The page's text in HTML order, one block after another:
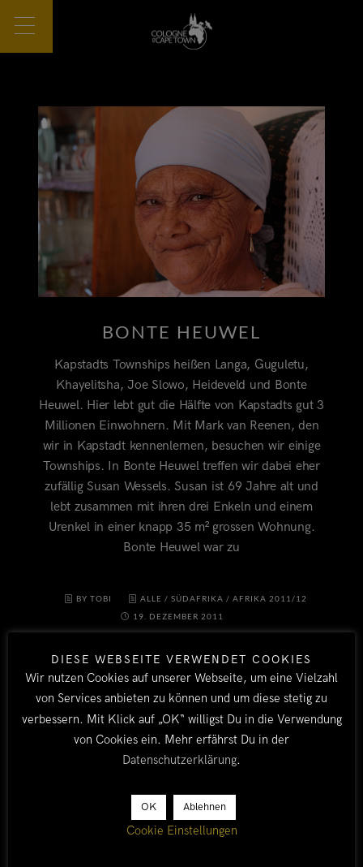
BONTE HEUWEL
Kapstadts Townships heißen Langa, Guguletu,
Khayelitsha, Joe Slowo, Heideveld und Bonte
Heuwel. Hier lebt gut die Hälfte von Kapstadts gut 3
Millionen Einwohnern. Mit Mark van Reenen, den
wir in Kapstadt kennenlernen, besuchen wir einige
Townships. In Bonte Heuwel treffen wir dabei eher
zufällig Susan Wessels. Susan ist 69 Jahre alt und
lebt zusammen mit ihren drei Enkeln und einem
Urenkel in einer knapp 35 m² grossen Wohnung.
Bonte Heuwel war zu
BY TOBI ALLE /SÜDAFRIKA /AFRIKA 2011/12
19. DEZEMBER 2011
LÄNDER
DIESE WEBSEITE VERWENDET COOKIES
Wir nutzen Cookies auf unserer Webseite, um eine Vielzahl
von Services anbieten zu können und um diese stetig zu
verbessern. Mit Klick auf „OK“ willigst Du in die Verwendung
von Cookies ein. Mehr erfährst Du in der
Datenschutzerklärung.
OK Ablehnen
Cookie Einstellungen